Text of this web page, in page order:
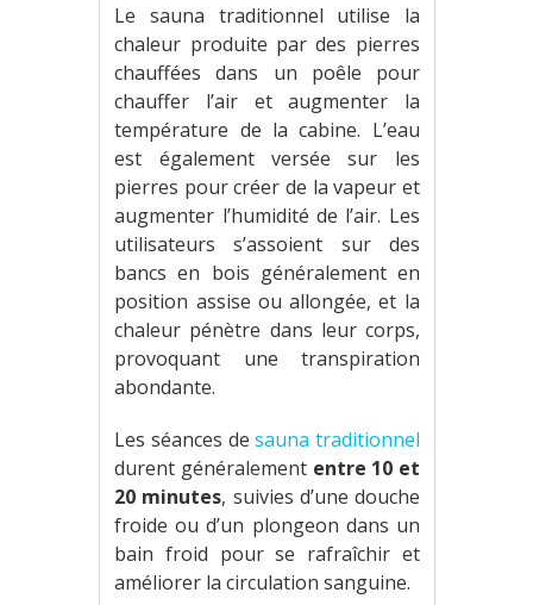
Le sauna traditionnel utilise la
chaleur produite par des pierres
chauffées dans un poêle pour
chauffer l’air et augmenter la
température de la cabine. L’eau
est également versée sur les
pierres pour créer de la vapeur et
augmenter l’humidité de l’air. Les
utilisateurs s’assoient sur des
bancs en bois généralement en
position assise ou allongée, et la
chaleur pénètre dans leur corps,
provoquant une transpiration
abondante.
Les séances desauna traditionnel
durent généralement entre 10 et
20 minutes, suivies d’une douche
froide ou d’un plongeon dans un
bain froid pour se rafraîchir et
améliorer la circulation sanguine.